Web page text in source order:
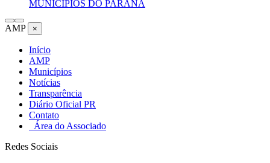
MUNICÍPIOS DO PARANÁ
AMP ×
Início
AMP
Municípios
Notícias
Transparência
Diário Oficial PR
Contato
Área do Associado
Redes Sociais